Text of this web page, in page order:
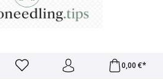
0,00 €*